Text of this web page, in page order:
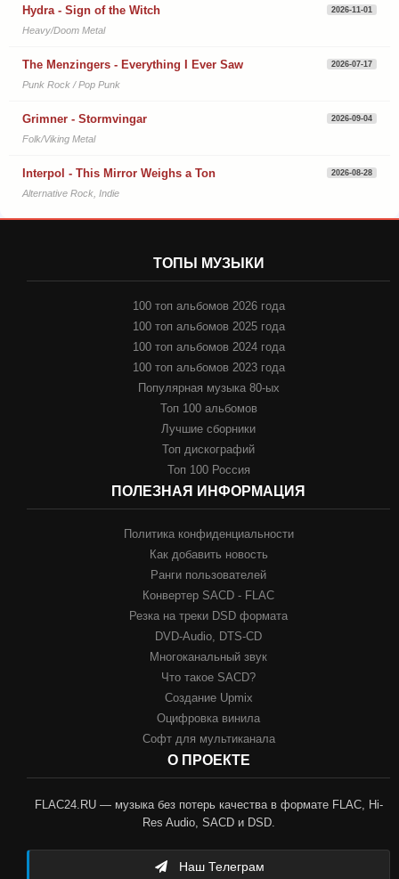
Hydra - Sign of the Witch 2026-11-01
Heavy/Doom Metal
The Menzingers - Everything I Ever Saw 2026-07-17
Punk Rock / Pop Punk
Grimner - Stormvingar 2026-09-04
Folk/Viking Metal
Interpol - This Mirror Weighs a Ton 2026-08-28
Alternative Rock, Indie
ТОПЫ МУЗЫКИ
100 топ альбомов 2026 года
100 топ альбомов 2025 года
100 топ альбомов 2024 года
100 топ альбомов 2023 года
Популярная музыка 80-ых
Топ 100 альбомов
Лучшие сборники
Топ дискографий
Топ 100 Россия
ПОЛЕЗНАЯ ИНФОРМАЦИЯ
Политика конфиденциальности
Как добавить новость
Ранги пользователей
Конвертер SACD - FLAC
Резка на треки DSD формата
DVD-Audio, DTS-CD
Многоканальный звук
Что такое SACD?
Создание Upmix
Оцифровка винила
Софт для мультиканала
О ПРОЕКТЕ
FLAC24.RU — музыка без потерь качества в формате FLAC, Hi-
Res Audio, SACD и DSD.
Наш Телеграм